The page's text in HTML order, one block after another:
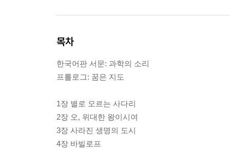
목차
한국어판 서문: 과학의 소리
프롤로그: 꿈은 지도
1장 별로 오르는 사다리
2장 오, 위대한 왕이시여
3장 사라진 생명의 도시
4장 바빌로프